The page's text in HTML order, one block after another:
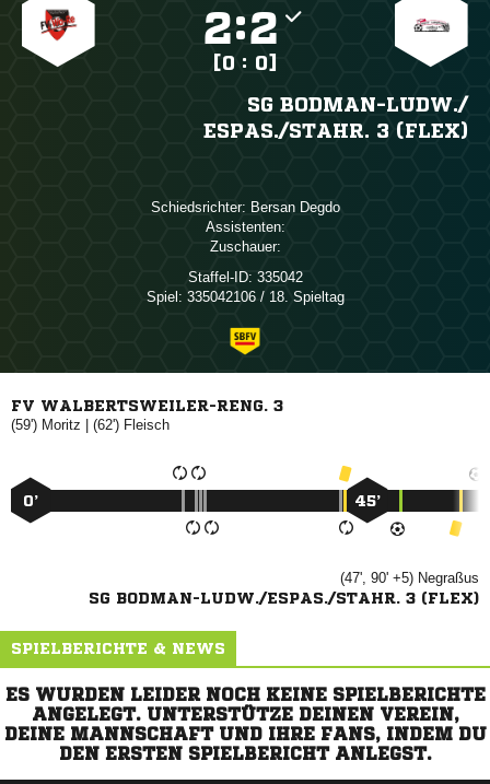
:
[0 : 0]
SG BODMAN-LUDW./​
ESPAS./​STAHR. 3 (FLEX)
Schiedsrichter:  
Assistenten:
Zuschauer:
Staffel-ID: 335042
Spiel: 335042106 / 18. Spieltag
FV WALBERTSWEILER-RENG. 3
(59')  | (62') 
0’ 45’
(47', 90' +5) 
SG BODMAN-LUDW./ESPAS./STAHR. 3 (FLEX)
SPIELBERICHTE & NEWS
ES WURDEN LEIDER NOCH KEINE SPIELBERICHTE
ANGELEGT. UNTERSTÜTZE DEINEN VEREIN,
DEINE MANNSCHAFT UND IHRE FANS, INDEM DU
DEN ERSTEN SPIELBERICHT ANLEGST.